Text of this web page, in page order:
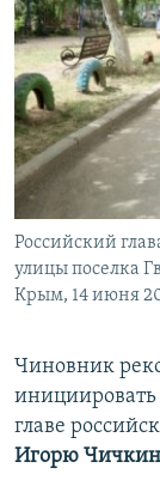
Российский
улицы поселка
Крым, 14 июня
Чиновник
инициировать
главе
Игорю